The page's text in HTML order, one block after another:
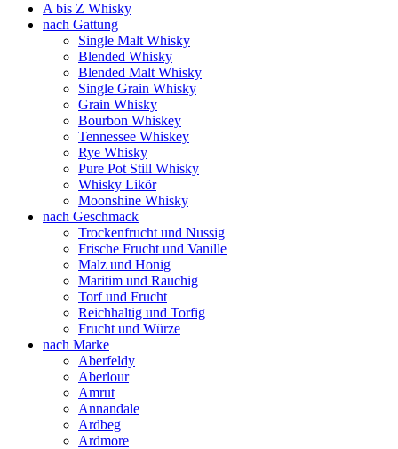
A bis Z Whisky
nach Gattung
Single Malt Whisky
Blended Whisky
Blended Malt Whisky
Single Grain Whisky
Grain Whisky
Bourbon Whiskey
Tennessee Whiskey
Rye Whisky
Pure Pot Still Whisky
Whisky Likör
Moonshine Whisky
nach Geschmack
Trockenfrucht und Nussig
Frische Frucht und Vanille
Malz und Honig
Maritim und Rauchig
Torf und Frucht
Reichhaltig und Torfig
Frucht und Würze
nach Marke
Aberfeldy
Aberlour
Amrut
Annandale
Ardbeg
Ardmore